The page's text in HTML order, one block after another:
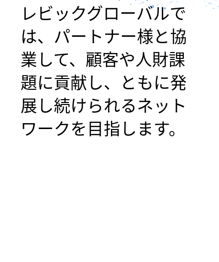
レビックグローバルで
は、パートナー様と協
業して、顧客や人財課
題に貢献し、ともに発
展し続けられるネット
ワークを目指します。